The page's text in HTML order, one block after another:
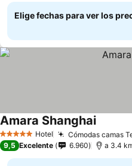
Elige fechas para ver los
5 Estrellas Hotel Cómodas camas
Amara Shanghai
9,5 Excelente 6.960 a 3.4